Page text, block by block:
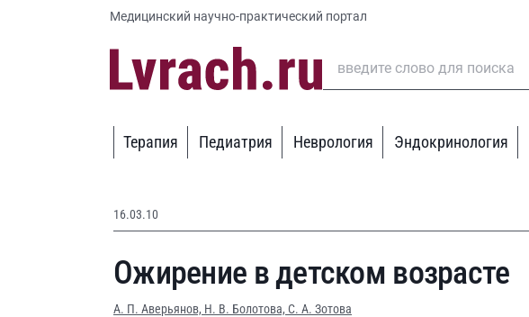
Медицинский научно-практический портал
Терапия Педиатрия Неврология Эндокринология
16.03.10
Ожирение в детском возрасте
А. П. Аверьянов, Н. В. Болотова, С. А. Зотова